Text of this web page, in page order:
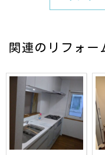
関連のリフォー